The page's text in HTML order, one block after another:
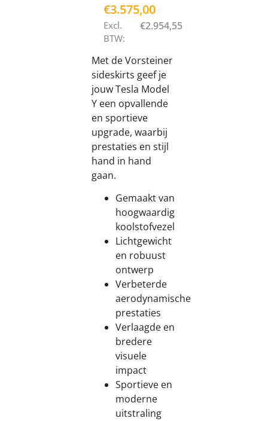
€3.575,00
Excl.
BTW:
€2.954,55
Met de Vorsteiner
sideskirts geef je
jouw Tesla Model
Y een opvallende
en sportieve
upgrade, waarbij
prestaties en stijl
hand in hand
gaan.
Gemaakt van
hoogwaardig
koolstofvezel
Lichtgewicht
en robuust
ontwerp
Verbeterde
aerodynamische
prestaties
Verlaagde en
bredere
visuele
impact
Sportieve en
moderne
uitstraling